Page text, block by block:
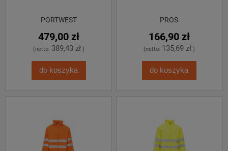
PORTWEST
479,00 zł
(netto: 389,43 zł)
do koszyka
PROS
166,90 zł
(netto: 135,69 zł)
do koszyka